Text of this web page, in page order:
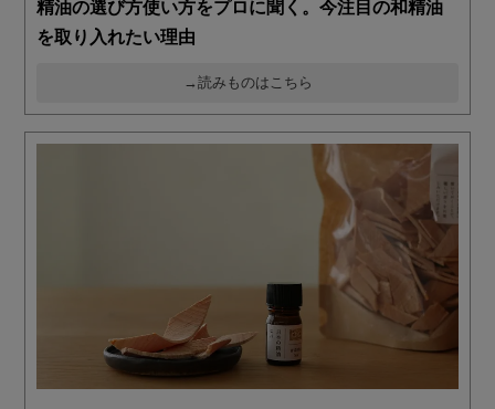
精油の選び方使い方をプロに聞く。今注目の和精油
を取り入れたい理由
→読みものはこちら